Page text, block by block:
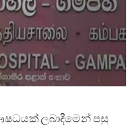
ලබාදීමෙන් පසු